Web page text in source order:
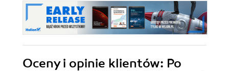
Oceny i opinie klientów: Po